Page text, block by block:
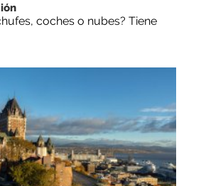
coches o nubes? Tiene